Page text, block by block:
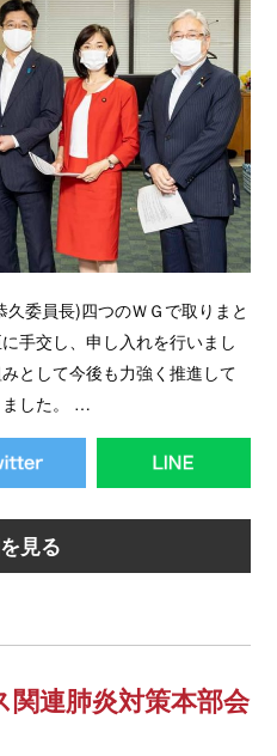
委員長)四つのＷＧで取りまと
手交し、申し入れを行いまし
として今後も力強く推進して
ました。 …
見る
連肺炎対策本部会